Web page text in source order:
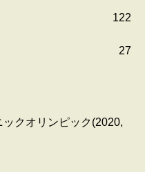
122
27
ックオリンピック(2020,